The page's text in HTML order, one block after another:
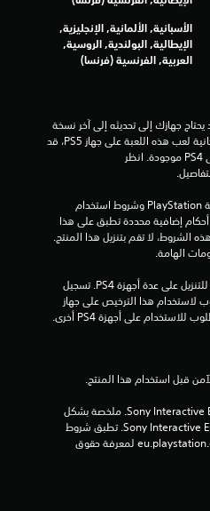
ل
1
7
م
ن
ت
الأسبانية, الألمانية, الإنجليزية,
الإيطالية, البولندية, الروسية,
العربية, الفرنسية (فرنسا)
الهامة.